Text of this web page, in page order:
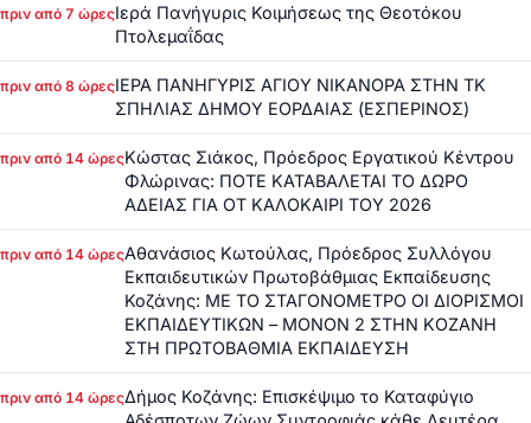
πριν από 7 ώρεςΙερά Πανήγυρις Κοιμήσεως της Θεοτόκου
Πτολεμαΐδας
πριν από 8 ώρεςΙΕΡΑ ΠΑΝΗΓΥΡΙΣ ΑΓΙΟΥ ΝΙΚΑΝΟΡΑ ΣΤΗΝ ΤΚ
ΣΠΗΛΙΑΣ ΔΗΜΟΥ ΕΟΡΔΑΙΑΣ (ΕΣΠΕΡΙΝΟΣ)
πριν από 14 ώρεςΚώστας Σιάκος, Πρόεδρος Εργατικού Κέντρου
Φλώρινας: ΠΟΤΕ ΚΑΤΑΒΑΛΕΤΑΙ ΤΟ ΔΩΡΟ
ΑΔΕΙΑΣ ΓΙΑ ΟΤ ΚΑΛΟΚΑΙΡΙ ΤΟΥ 2026
πριν από 14 ώρεςΑθανάσιος Κωτούλας, Πρόεδρος Συλλόγου
Εκπαιδευτικών Πρωτοβάθμιας Εκπαίδευσης
Κοζάνης: ΜΕ ΤΟ ΣΤΑΓΟΝΟΜΕΤΡΟ ΟΙ ΔΙΟΡΙΣΜΟΙ
ΕΚΠΑΙΔΕΥΤΙΚΩΝ – ΜΟΝΟΝ 2 ΣΤΗΝ ΚΟΖΑΝΗ
ΣΤΗ ΠΡΩΤΟΒΑΘΜΙΑ ΕΚΠΑΙΔΕΥΣΗ
πριν από 14 ώρεςΔήμος Κοζάνης: Επισκέψιμο το Καταφύγιο